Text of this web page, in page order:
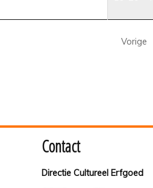
Vorige
Contact
Directie Cultureel Erfgoed